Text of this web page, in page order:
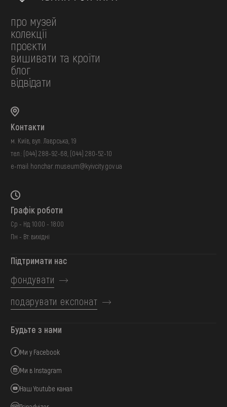
про музей
колекції
проєкти
вишивати та кроїти
блог
відвідати
Контакти
м. Київ, вул. Лаврська, 19
тел.: (044) 288-92-68 (044) 280-52-10
e-mail: honchar.museum@kyivcity.gov.ua
Графік роботи
Ср - Нд: 10:00 - 18:00
Пн - Вт: вихідні
Підтримати нас
фондувати
подарувати експонат
Будьте з нами
Ми у Facebook
Ми в Instagram
Наш Youtube канал